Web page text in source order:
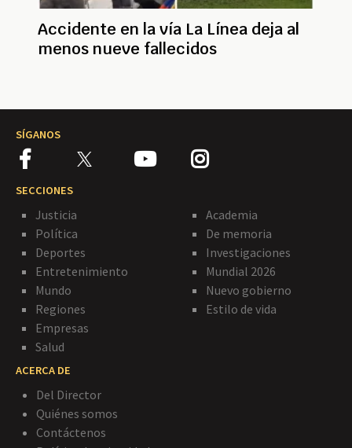
Accidente en la vía La Línea deja al
menos nueve fallecidos
SÍGANOS
SECCIONES
Justicia
Política
Deportes
Entretenimiento
Mundo
Regiones
Empresas
Salud
Academia
De memoria
Investigaciones
Mundial 2026
Nuevo gobierno
Estilo de vida
ACERCA DE
Del Director
Quiénes somos
Contáctenos